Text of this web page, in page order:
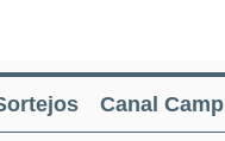
Canal Camp